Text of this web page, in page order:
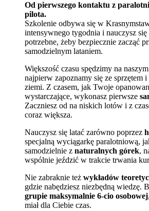
Od pierwszego kontaktu z
pilota.
Szkolenie odbywa się w
intensywnego tygodnia i nauczysz
potrzebne, żeby bezpiecznie zacząć
samodzielnym lataniem.
Większość czasu spędzimy na
najpierw zapoznamy się ze sprzętem
ziemi. Z czasem, jak Twoje
wystarczające, wykonasz pierwsze
Zaczniesz od na niskich lotów i z
coraz większa.
Nauczysz się latać zarówno poprzez
specjalną wyciągarkę paralotniową,
samodzielnie z naturalnych górek,
wspólnie jeździć w trakcie trwania
Nie zabraknie też wykładów
gdzie nabędziesz niezbędną wiedzę.
grupie maksymalnie 6-cio osobowej
miał dla Ciebie czas.